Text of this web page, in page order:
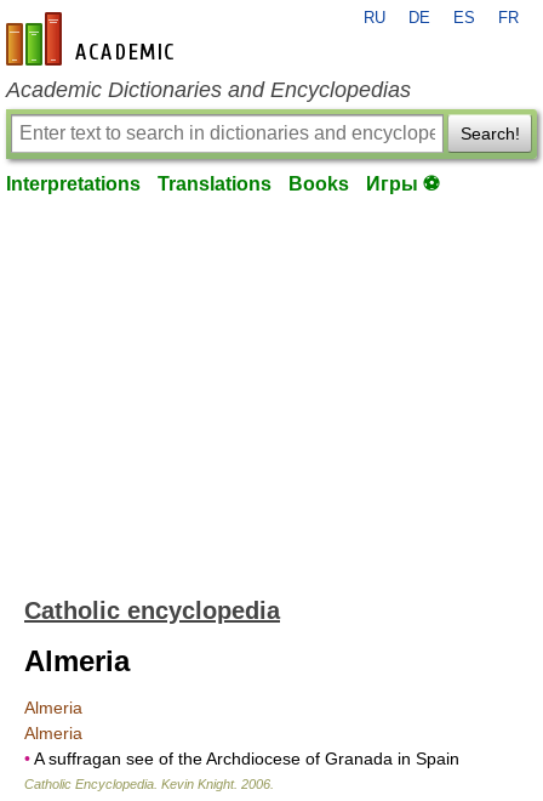
en-academic.com
RU DE ES FR
Academic Dictionaries and Encyclopedias
Search!
Interpretations Translations Books Игры ⚽
Catholic encyclopedia
Almeria
Almeria
Almeria
•A suffragan see of the Archdiocese of Granada in Spain
Catholic Encyclopedia Kevin Knight. 2006